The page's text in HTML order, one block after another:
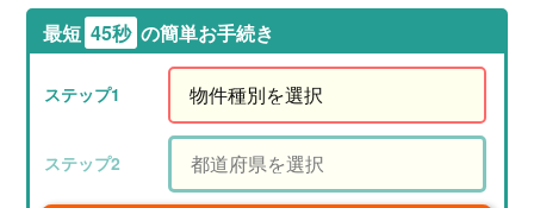
最短 45秒 の簡単お手続き